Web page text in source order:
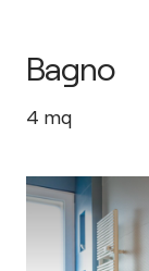
Bagno
4 mq